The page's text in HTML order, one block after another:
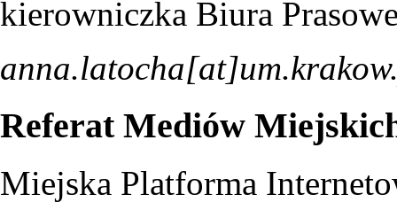
kierowniczka Biura
Referat Mediów
Miejska Platforma